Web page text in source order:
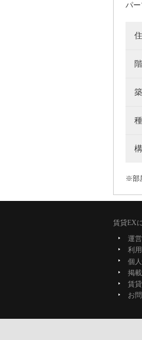
パ
※部
賃貸EX
運
利
個
掲
賃
お